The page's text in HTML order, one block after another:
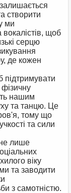
створити
ми
щоб
серцю
де кожен
підтримувати
нашим
та танцю. Це
тому що
та сили
лише
віку
та заводити
з самотністю.